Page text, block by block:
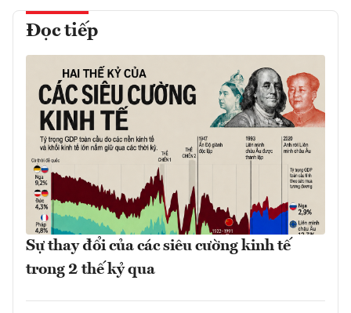
Đọc tiếp
Sự thay đổi của các siêu cường kinh tế
trong 2 thế kỷ qua